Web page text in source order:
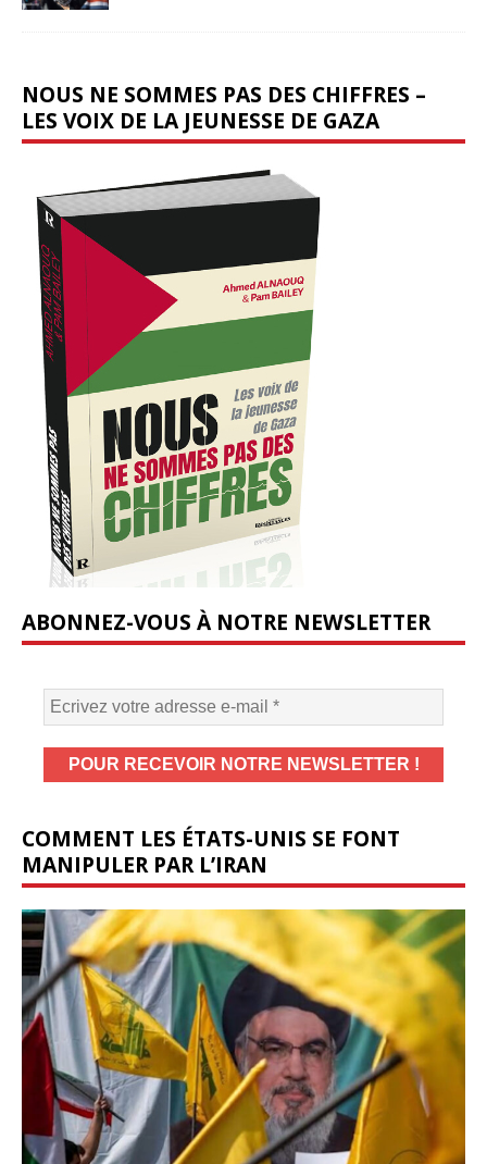
NOUS NE SOMMES PAS DES CHIFFRES –
LES VOIX DE LA JEUNESSE DE GAZA
ABONNEZ-VOUS À NOTRE NEWSLETTER
COMMENT LES ÉTATS-UNIS SE FONT
MANIPULER PAR L’IRAN